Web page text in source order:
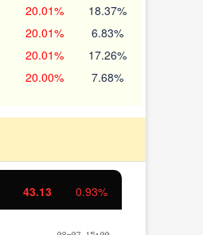
20.01% 18.37%
20.01% 6.83%
20.01% 17.26%
20.00% 7.68%
11.37 1.01%